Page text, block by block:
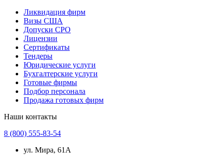
Ликвидация фирм
Визы США
Допуски СРО
Лицензии
Сертификаты
Тендеры
Юридические услуги
Бухгалтерские услуги
Готовые фирмы
Подбор персонала
Продажа готовых фирм
Наши контакты
8 (800) 555-83-54
ул. Мира, 61А